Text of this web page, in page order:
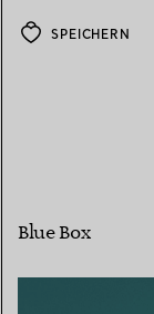
SPEICHERN
Blue Box